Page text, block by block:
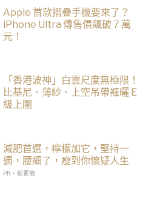
Apple 首款摺疊手機要來了？
iPhone Ultra 傳售價飆破 7 萬
元！
「香港波神」白雲尺度無極限！
比基尼、薄紗、上空吊帶褲曬 E
級上圍
減肥首選，檸檬加它，堅持一
週，腰細了，瘦到你懷疑人生
PR・新素簡